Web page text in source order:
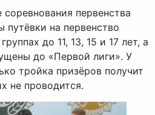
первенства
на первенство
до 11, 13, 15 и 17 лет, а
до «Первой лиги». У
тройка призёров получит
не проводится.